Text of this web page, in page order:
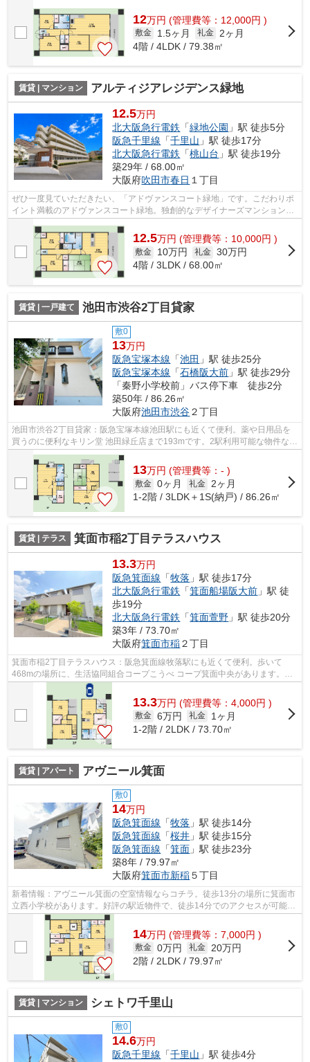
12万円 (管理費等：12,000円 )
敷金 1.5ヶ月 礼金
2ヶ月
4階 / 4LDK / 79.38㎡
賃貸 | マンション アルティジアレジデンス緑地
12.5万円
北大阪急行電鉄 「緑地公園 」駅 徒歩5分
阪急千里線 「千里山 」駅 徒歩17分
北大阪急行電鉄 「桃山台 」駅 徒歩19分
築29年 / 68.00㎡
大阪府吹田市春日 １丁目
ぜひ一度見ていただきたい、「アドヴァンスコート緑地」です。こだわりポ
イント満載のアドヴァンスコート緑地。独創的なデザイナーズマンション
で、ご好評いただいています。風通しが...
12.5万円 (管理費等：10,000円 )
敷金 10万円 礼金 30万円
4階 / 3LDK / 68.00㎡
賃貸 | 一戸建て 池田市渋谷2丁目貸家
敷0
13万円
阪急宝塚本線 「池田 」駅 徒歩25分
阪急宝塚本線 「石橋阪大前 」駅 徒歩29分
「秦野小学校前」バス停下車 徒歩2分
築50年 / 86.26㎡
大阪府池田市渋谷２丁目
池田市渋谷2丁目貸家：阪急宝塚本線池田駅にも近くて便利。薬や日用品を
買うのに便利なキリン堂 池田緑丘店まで193mです。2駅利用可能な物件なの
で、用途や行き先に応じて経路を選択で...
13万円 (管理費等：- )
敷金 0ヶ月 礼金
2ヶ月
1-2階 / 3LDK＋1S(納戸) / 86.26㎡
賃貸 | テラス 箕面市稲2丁目テラスハウス
13.3万円
阪急箕面線 「牧落 」駅 徒歩17分
北大阪急行電鉄 「箕面船場阪大前 」駅 徒
歩19分
北大阪急行電鉄 「箕面萱野 」駅 徒歩20分
築3年 / 73.70㎡
大阪府箕面市稲２丁目
箕面市稲2丁目テラスハウス：阪急箕面線牧落駅にも近くて便利。歩いて
468mの場所に、生活協同組合コープこうべ コープ箕面中央があります。物
件の近くに駅が2つあるため、用途や行き先...
13.3万円 (管理費等：4,000円 )
敷金 6万円 礼金
1ヶ月
1-2階 / 2LDK / 73.70㎡
賃貸 | アパート アヴニール箕面
敷0
14万円
阪急箕面線 「牧落 」駅 徒歩14分
阪急箕面線 「桜井 」駅 徒歩15分
阪急箕面線 「箕面 」駅 徒歩23分
築8年 / 79.97㎡
大阪府箕面市新稲５丁目
新着情報：アヴニール箕面の空室情報ならコチラ。徒歩13分の場所に箕面市
立西小学校があります。好評の駅近物件で、徒歩14分でのアクセスが可能で
す。2駅利用できる場所にあり、行き先...
14万円 (管理費等：7,000円 )
敷金 0万円 礼金
20万円
2階 / 2LDK / 79.97㎡
賃貸 | マンション シェトワ千里山
敷0
14.6万円
阪急千里線 「千里山 」駅 徒歩4分